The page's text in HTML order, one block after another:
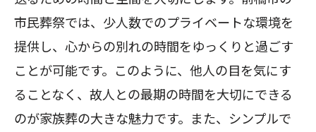
安心感が得られる家族葬の理由
信頼できるセレモニーの作り方
前橋市民に選ばれる家族葬の信頼
家族葬の新しい形。前橋市の心温まる見送
市民葬祭では、少人数でのプライベートな環境を
提供し、心からの別れの時間をゆっくりと過ごす
ことが可能です。このように、他人の目を気にす
ることなく、故人との最期の時間を大切にできる
のが家族葬の大きな魅力です。また、シンプルで